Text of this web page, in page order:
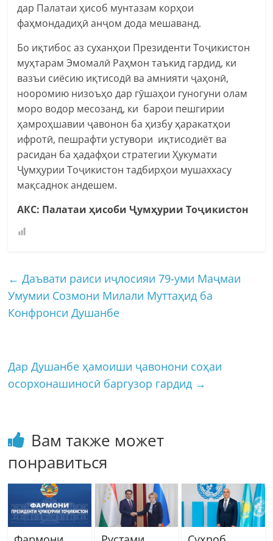
дар Палатаи ҳисоб мунтазам корҳои
фаҳмондадиҳӣ анҷом дода мешаванд.
Бо иқтибос аз суханҳои Президенти Тоҷикистон
муҳтарам Эмомалӣ Раҳмон таъкид гардид, ки
вазъи сиёсию иқтисодӣ ва амнияти ҷаҳонӣ,
нооромию низоъҳо дар гӯшаҳои гуногуни олам
моро водор месозанд, ки барои пешгирии
ҳамроҳшавии ҷавонон ба ҳизбу ҳаракатҳои
ифротӣ, пешрафти устувори иқтисодиёт ва
расидан ба ҳадафҳои стратегии Ҳукумати
Ҷумҳурии Тоҷикистон тадбирҳои мушаххасу
мақсаднок андешем.
АКС: Палатаи ҳисоби Ҷумҳурии Тоҷикистон
← Даъвати раиси иҷлосияи 79-уми Маҷмаи
Умумии Созмони Милали Муттаҳид ба
Конфронси Душанбе
Дар Душанбе ҳамоиши ҷавонони соҳаи
осорхонашиносӣ баргузор гардид →
Вам также может
понравиться